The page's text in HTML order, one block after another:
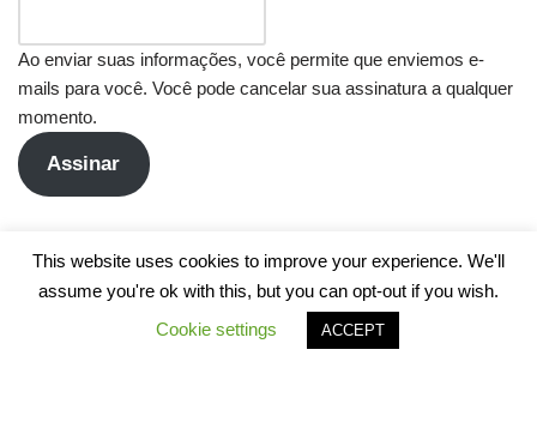
Ao enviar suas informações, você permite que enviemos e-
mails para você. Você pode cancelar sua assinatura a qualquer
momento.
Assinar
This website uses cookies to improve your experience. We'll
assume you're ok with this, but you can opt-out if you wish.
Cookie settings
ACCEPT